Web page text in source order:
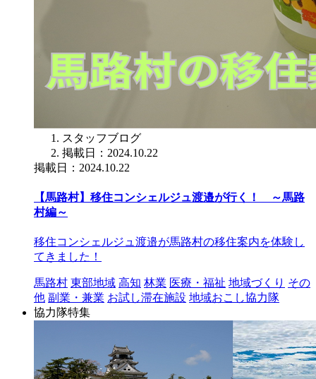
スタッフブログ
掲載日：2024.10.22
掲載日：2024.10.22
【馬路村】移住コンシェルジュ渡邉が行く！ ～馬路
村編～
移住コンシェルジュ渡邉が馬路村の移住案内を体験し
てきました！
馬路村 東部地域 高知 林業 医療・福祉 地域づくり その
他 副業・兼業 お試し滞在施設 地域おこし協力隊
協力隊特集